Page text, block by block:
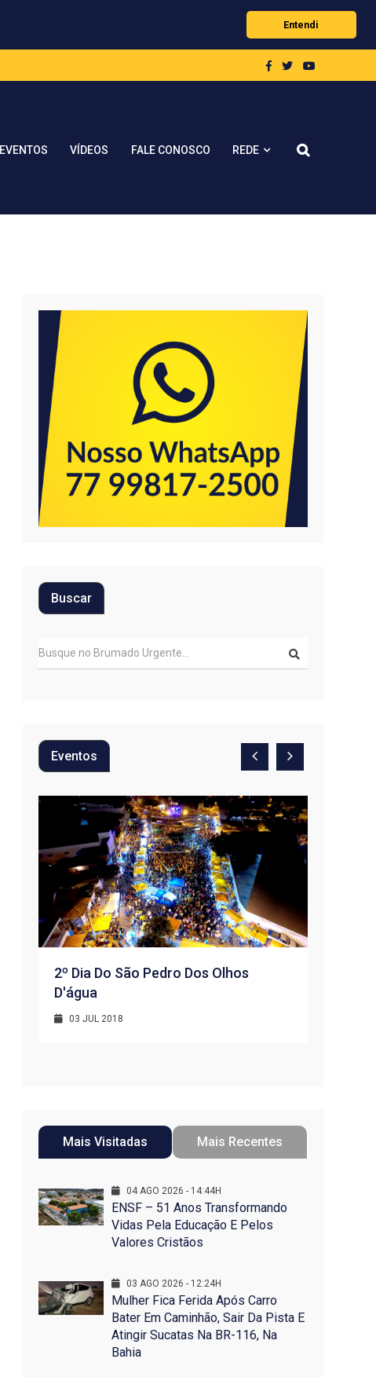
Entendi
EVENTOS VÍDEOS FALE CONOSCO REDE
Buscar
Eventos
2º Dia Do São Pedro Dos Olhos
D'água
03 JUL 2018
Mais Visitadas Mais Recentes
04 AGO 2026 - 14:44H
ENSF – 51 Anos Transformando
Vidas Pela Educação E Pelos
Valores Cristãos
03 AGO 2026 - 12:24H
Mulher Fica Ferida Após Carro
Bater Em Caminhão, Sair Da Pista E
Atingir Sucatas Na BR-116, Na
Bahia